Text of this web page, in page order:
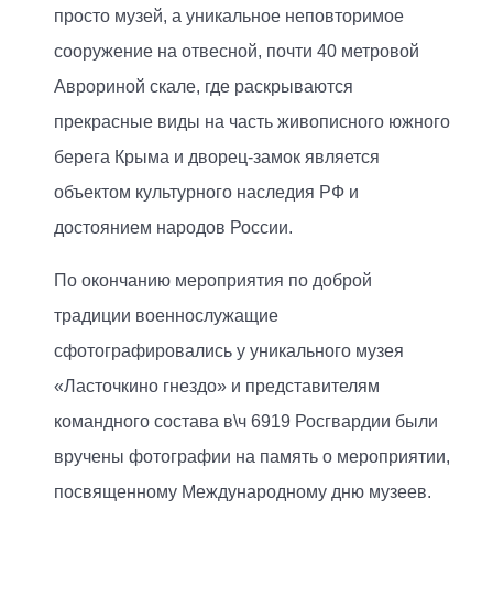
просто музей, а уникальное неповторимое
сооружение на отвесной, почти 40 метровой
Аврориной скале, где раскрываются
прекрасные виды на часть живописного южного
берега Крыма и дворец-замок является
объектом культурного наследия РФ и
достоянием народов России.
По окончанию мероприятия по доброй
традиции военнослужащие
сфотографировались у уникального музея
«Ласточкино гнездо» и представителям
командного состава в\ч 6919 Росгвардии были
вручены фотографии на память о мероприятии,
посвященному Международному дню музеев.